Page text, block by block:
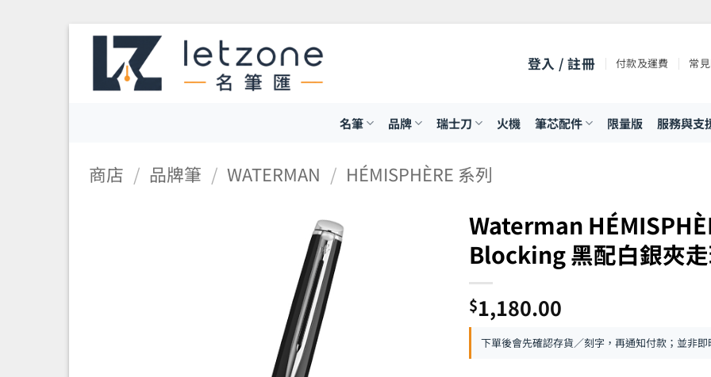
Skip
content
登入 / 註冊 付款及運費 常
名筆 品牌 瑞士刀 火機 筆芯配件 限量版 服務與支
商店 / 品牌筆 / WATERMAN / HÉMISPHÈRE 系列
Waterman
Blocking 黑配白銀夾
$1,180.00
下單後會先確認存貨／刻字，再通知付款；並非即